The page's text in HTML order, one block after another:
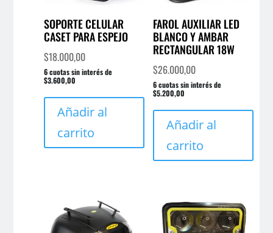
SOPORTE CELULAR
CASET PARA ESPEJO
$18.000,00
6 cuotas sin interés de
$3.600,00
Añadir al
carrito
FAROL AUXILIAR LED
BLANCO Y AMBAR
RECTANGULAR 18W
$26.000,00
6 cuotas sin interés de
$5.200,00
Añadir al
carrito